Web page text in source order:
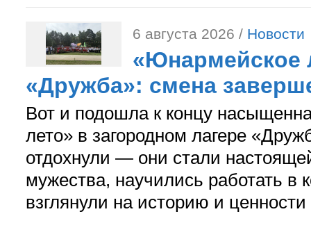
6 августа 2026 / Новости
«Юнармейское
«Дружба»: смена
Вот и подошла к концу
лето» в загородном лагере
отдохнули — они стали
мужества, научились работать в
взглянули на историю и